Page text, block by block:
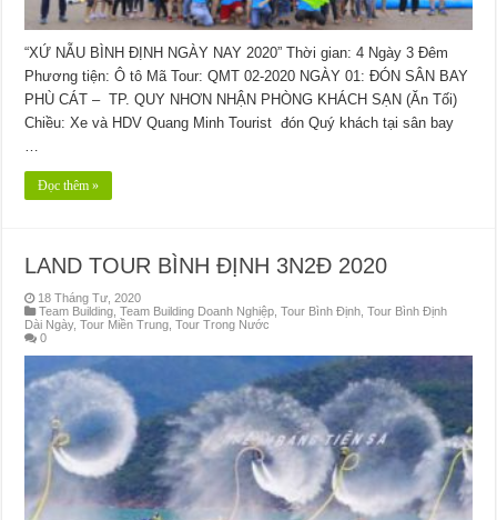
“XỨ NẪU BÌNH ĐỊNH NGÀY NAY 2020” Thời gian: 4 Ngày 3 Đêm
Phương tiện: Ô tô Mã Tour: QMT 02-2020 NGÀY 01: ĐÓN SÂN BAY
PHÙ CÁT – TP. QUY NHƠN NHẬN PHÒNG KHÁCH SẠN (Ăn Tối)
Chiều: Xe và HDV Quang Minh Tourist đón Quý khách tại sân bay
Đọc thêm »
LAND TOUR BÌNH ĐỊNH 3N2Đ 2020
18 Tháng Tư, 2020
Team Building ,Team Building Doanh Nghiệp ,Tour Bình Định ,Tour Bình Định
Dài Ngày,Tour Miền Trung ,Tour Trong Nước
0